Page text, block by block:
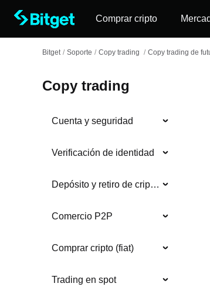
Comprar cripto
Bitget / Soporte / Copy trading / Copy trading de
Copy trading
Cuenta y seguridad
Verificación de identidad
Depósito y retiro de criptomonedas
Comercio P2P
Comprar cripto (fiat)
Trading en spot